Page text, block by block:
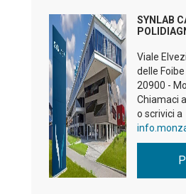
SYNLAB
Viale
delle Foibe
20900 -
Chiamaci
o scrivici a